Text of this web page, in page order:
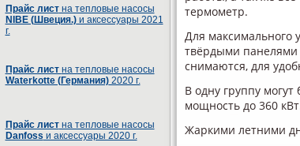
Прайс листна тепловые насосы
NIBE (Швеция.)и аксессуары 2021
г.
Прайс лист на тепловые насосы
Waterkotte (Германия)2020 г.
Прайс листна тепловые насосы
Danfoss и аксессуары 2020 г.
термометр.
Для максимального
твёрдыми панелями
снимаются, для
В одну группу
мощность до 360
Жаркими летними